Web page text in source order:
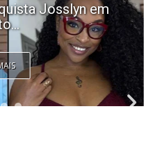
Josslyn em